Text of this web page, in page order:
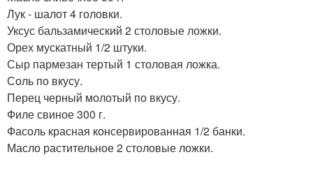
Лук - шалот 4 головки.
Уксус бальзамический 2 столовые ложки.
Орех мускатный 1/2 штуки.
Сыр пармезан тертый 1 столовая ложка.
Соль по вкусу.
Перец черный молотый по вкусу.
Филе свиное 300 г.
Фасоль красная консервированная 1/2 банки.
Масло растительное 2 столовые ложки.